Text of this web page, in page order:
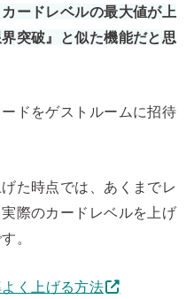
ードレベルの最大値が上
突破』と似た機能だと思
ドをゲストルームに招待
た時点では、あくまでレ
際のカードレベルを上げ
。
く上げる方法